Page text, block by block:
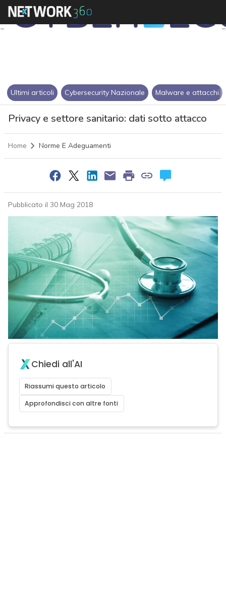
Ultimi articoli Cybersecurity Nazionale Malware e attacchi
Privacy e settore sanitario: dati sotto attacco
Home Norme E Adeguamenti
Pubblicato il 30 Mag 2018
Chiedi all'AI
Riassumi questo articolo
Approfondisci con altre fonti